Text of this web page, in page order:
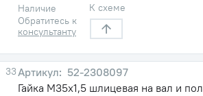
Наличие
Обратитесь к
консультанту
К схеме
33
52-2308097
Гайка М35х1,5 шлицевая на вал и